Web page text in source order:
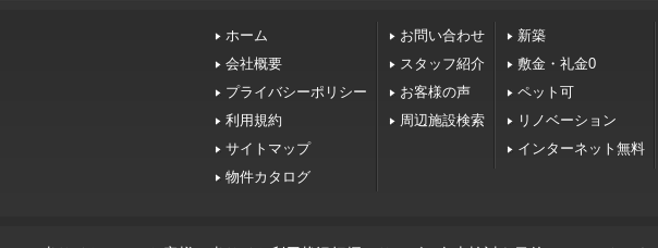
ホーム
会社概要
プライバシーポリシー
利用規約
サイトマップ
物件カタログ
お問い合わせ
スタッフ紹介
お客様の声
周辺施設検索
新築
敷金・礼金0
ペット可
リノベーション
インターネット無料